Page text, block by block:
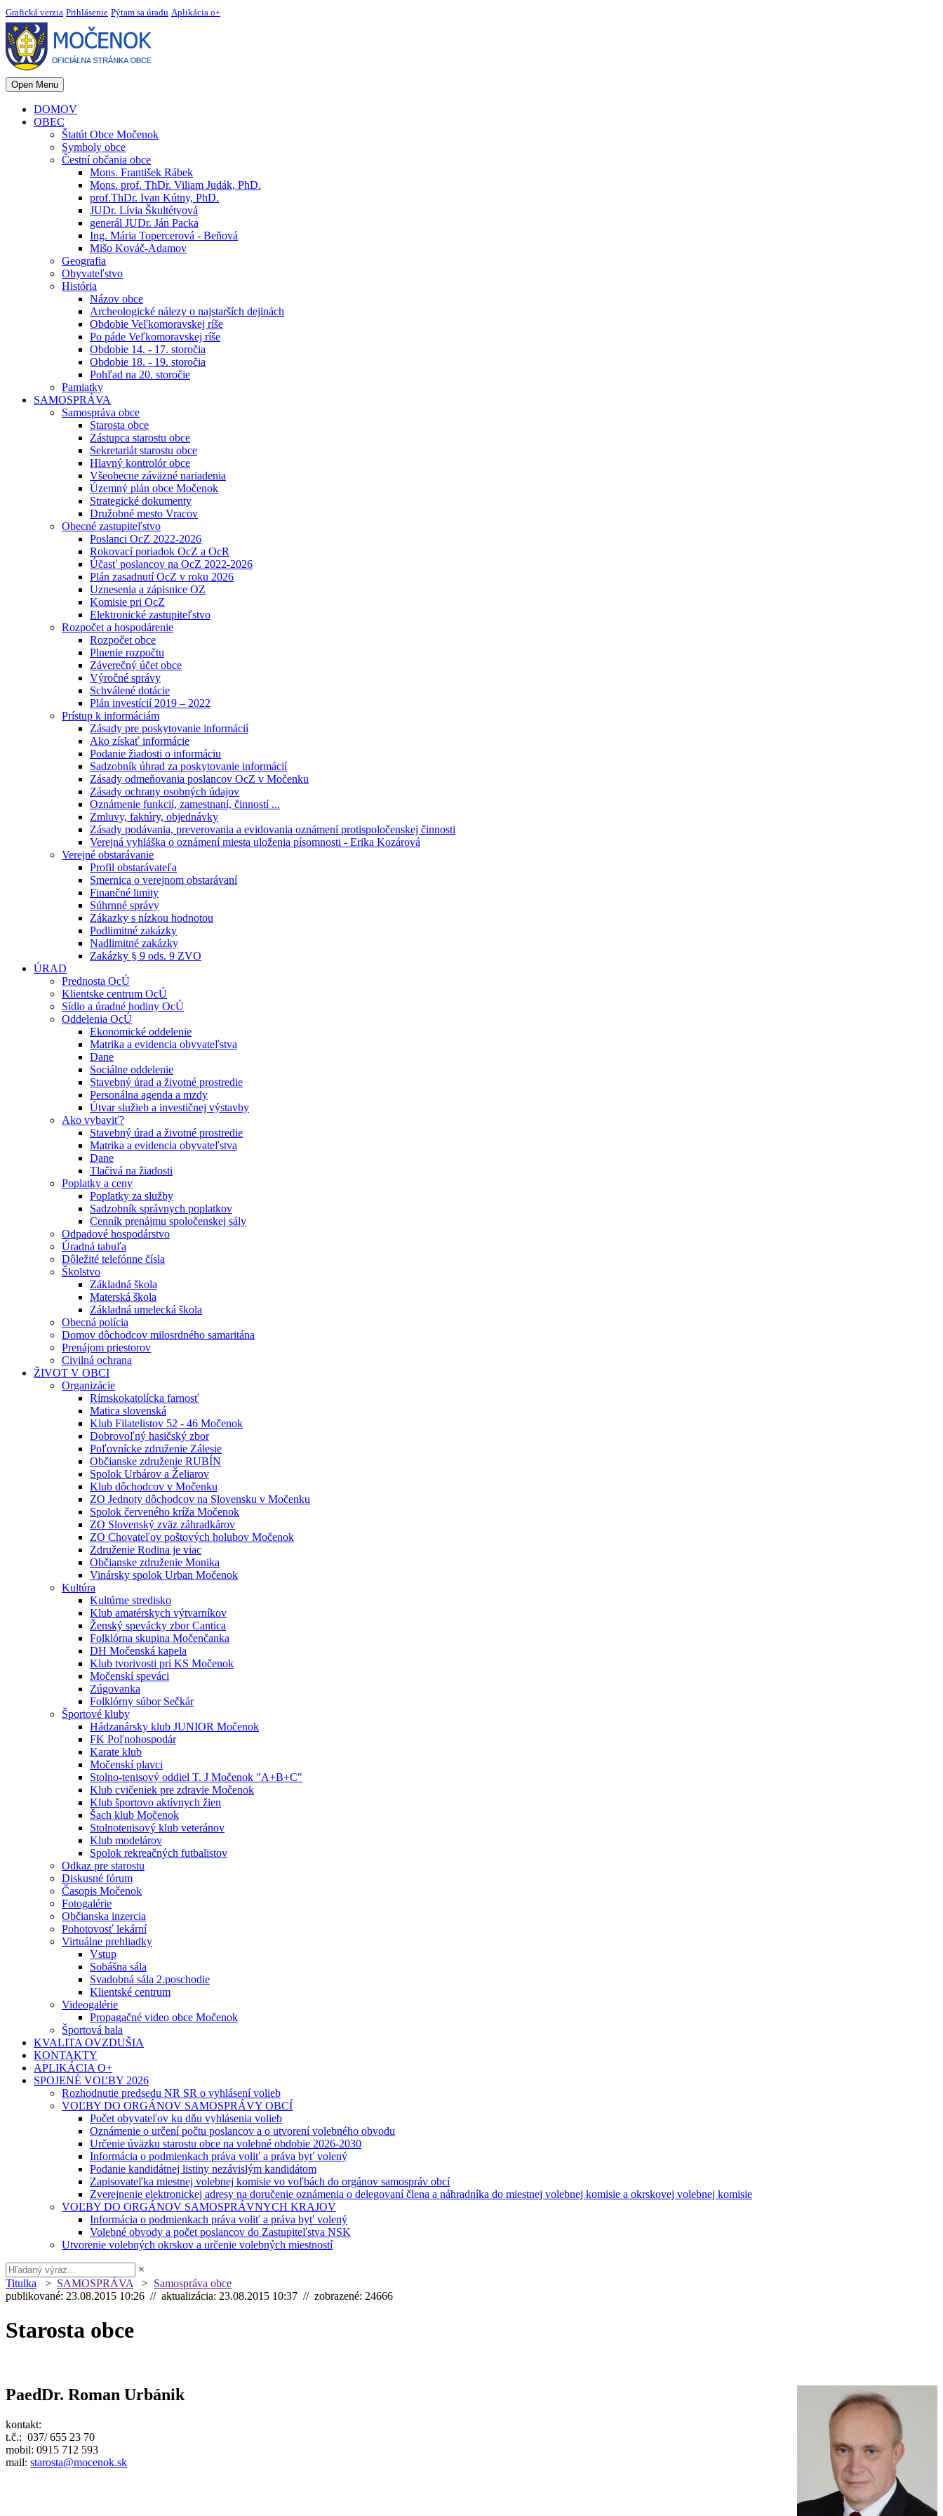
Grafická verzia Prihlásenie Pýtam sa úradu Aplikácia o+
Open Menu
DOMOV
OBEC
Štatút Obce Močenok
Symboly obce
Čestní občania obce
Mons. František Rábek
Mons. prof. ThDr. Viliam Judák, PhD.
prof.ThDr. Ivan Kútny, PhD.
JUDr. Lívia Škultétyová
generál JUDr. Ján Packa
Ing. Mária Topercerová - Beňová
Mišo Kováč-Adamov
Geografia
Obyvateľstvo
História
Názov obce
Archeologické nálezy o najstarších dejinách
Obdobie Veľkomoravskej ríše
Po páde Veľkomoravskej ríše
Obdobie 14. - 17. storočia
Obdobie 18. - 19. storočia
Pohľad na 20. storočie
Pamiatky
SAMOSPRÁVA
Samospráva obce
Starosta obce
Zástupca starostu obce
Sekretariát starostu obce
Hlavný kontrolór obce
Všeobecne záväzné nariadenia
Územný plán obce Močenok
Strategické dokumenty
Družobné mesto Vracov
Obecné zastupiteľstvo
Poslanci OcZ 2022-2026
Rokovací poriadok OcZ a OcR
Účasť poslancov na OcZ 2022-2026
Plán zasadnutí OcZ v roku 2026
Uznesenia a zápisnice OZ
Komisie pri OcZ
Elektronické zastupiteľstvo
Rozpočet a hospodárenie
Rozpočet obce
Plnenie rozpočtu
Záverečný účet obce
Výročné správy
Schválené dotácie
Plán investícií 2019 – 2022
Prístup k informáciám
Zásady pre poskytovanie informácií
Ako získať informácie
Podanie žiadosti o informáciu
Sadzobník úhrad za poskytovanie informácií
Zásady odmeňovania poslancov OcZ v Močenku
Zásady ochrany osobných údajov
Oznámenie funkcií, zamestnaní, činností ...
Zmluvy, faktúry, objednávky
Zásady podávania, preverovania a evidovania oznámení protispoločenskej činnosti
Verejná vyhláška o oznámení miesta uloženia písomnosti - Erika Kozárová
Verejné obstarávanie
Profil obstarávateľa
Smernica o verejnom obstarávaní
Finančné limity
Súhrnné správy
Zákazky s nízkou hodnotou
Podlimitné zakázky
Nadlimitné zakázky
Zakázky § 9 ods. 9 ZVO
ÚRAD
Prednosta OcÚ
Klientske centrum OcÚ
Sídlo a úradné hodiny OcÚ
Oddelenia OcÚ
Ekonomické oddelenie
Matrika a evidencia obyvateľstva
Dane
Sociálne oddelenie
Stavebný úrad a životné prostredie
Personálna agenda a mzdy
Útvar služieb a investičnej výstavby
Ako vybaviť?
Stavebný úrad a životné prostredie
Matrika a evidencia obyvateľstva
Dane
Tlačivá na žiadosti
Poplatky a ceny
Poplatky za služby
Sadzobník správnych poplatkov
Cenník prenájmu spoločenskej sály
Odpadové hospodárstvo
Úradná tabuľa
Dôležité telefónne čísla
Školstvo
Základná škola
Materská škola
Základná umelecká škola
Obecná polícia
Domov dôchodcov milosrdného samaritána
Prenájom priestorov
Civilná ochrana
ŽIVOT V OBCI
Organizácie
Rímskokatolícka farnosť
Matica slovenská
Klub Filatelistov 52 - 46 Močenok
Dobrovoľný hasičský zbor
Poľovnícke združenie Zálesie
Občianske združenie RUBÍN
Spolok Urbárov a Želiarov
Klub dôchodcov v Močenku
ZO Jednoty dôchodcov na Slovensku v Močenku
Spolok červeného kríža Močenok
ZO Slovenský zväz záhradkárov
ZO Chovateľov poštových holubov Močenok
Združenie Rodina je viac
Občianske združenie Monika
Vinársky spolok Urban Močenok
Kultúra
Kultúrne stredisko
Klub amatérskych výtvarníkov
Ženský spevácky zbor Cantica
Folklórna skupina Močenčanka
DH Močenská kapela
Klub tvorivosti pri KS Močenok
Močenskí speváci
Zúgovanka
Folklórny súbor Sečkár
Športové kluby
Hádzanársky klub JUNIOR Močenok
FK Poľnohospodár
Karate klub
Močenskí plavci
Stolno-tenisový oddiel T. J Močenok "A+B+C"
Klub cvičeniek pre zdravie Močenok
Klub športovo aktívnych žien
Šach klub Močenok
Stolnotenisový klub veteránov
Klub modelárov
Spolok rekreačných futbalistov
Odkaz pre starostu
Diskusné fórum
Časopis Močenok
Fotogalérie
Občianska inzercia
Pohotovosť lekární
Virtuálne prehliadky
Vstup
Sobášna sála
Svadobná sála 2.poschodie
Klientské centrum
Videogalérie
Propagačné video obce Močenok
Športová hala
KVALITA OVZDUŠIA
KONTAKTY
APLIKÁCIA O+
SPOJENÉ VOĽBY 2026
Rozhodnutie predsedu NR SR o vyhlásení volieb
VOĽBY DO ORGÁNOV SAMOSPRÁVY OBCÍ
Počet obyvateľov ku dňu vyhlásenia volieb
Oznámenie o určení počtu poslancov a o utvorení volebného obvodu
Určenie úväzku starostu obce na volebné obdobie 2026-2030
Informácia o podmienkach práva voliť a práva byť volený
Podanie kandidátnej listiny nezávislým kandidátom
Zapisovateľka miestnej volebnej komisie vo voľbách do orgánov samospráv obcí
Zverejnenie elektronickej adresy na doručenie oznámenia o delegovaní člena a náhradníka do miestnej volebnej komisie a okrskovej volebnej komisie
VOĽBY DO ORGÁNOV SAMOSPRÁVNYCH KRAJOV
Informácia o podmienkach práva voliť a práva byť volený
Volebné obvody a počet poslancov do Zastupiteľstva NSK
Utvorenie volebných okrskov a určenie volebných miestností
×
Titulka > SAMOSPRÁVA > Samospráva obce
publikované: 23.08.2015 10:26 // aktualizácia: 23.08.2015 10:37 // zobrazené: 24666
Starosta obce
PaedDr. Roman Urbánik
kontakt:
t.č.: 037/ 655 23 70
mobil: 0915 712 593
mail: starosta@mocenok.sk